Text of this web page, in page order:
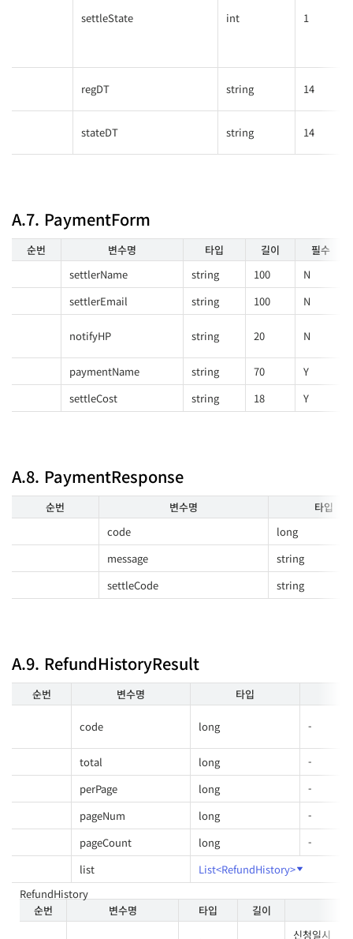
settleState int 1
regDT string 14
stateDT string 14
A.7. PaymentForm
순번 변수명 타입 길이
필수
settlerName
string 100
N
settlerEmail
string 100 N
notifyHP string 20 N
paymentName string 70
Y
settleCost
string 18 Y
A.8. PaymentResponse
순번 변수명
타입
code
long
message
string
settleCode
string
A.9. RefundHistoryResult
순번 변수명 타입
code long -
total long
-
perPage
long
-
pageNum
long
-
pageCount
long
-
list
List<RefundHistory>
RefundHistory
순번
변수명 타입 길이
신청일시